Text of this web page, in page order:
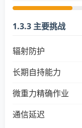
1.3.3 主要挑战
辐射防护
长期自持能力
微重力精确作业
通信延迟